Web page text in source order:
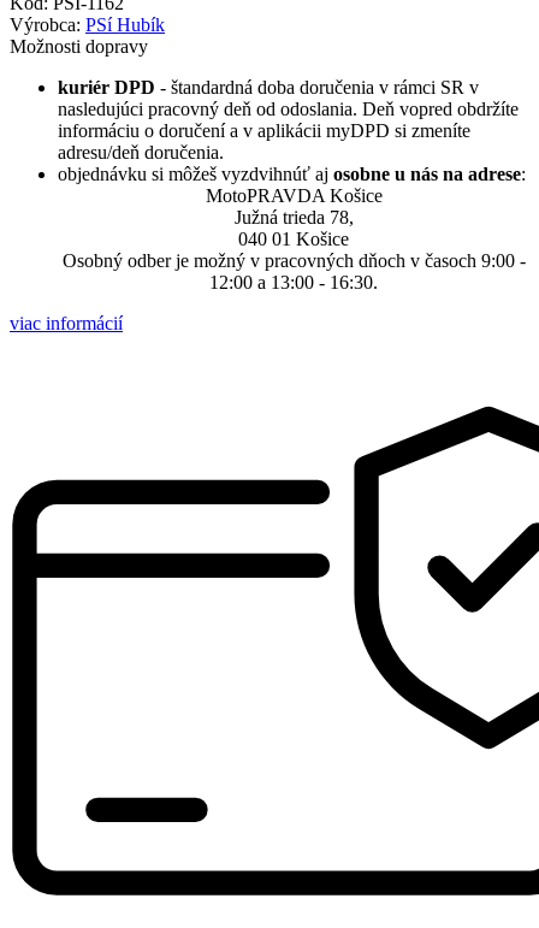
Výrobca: PSí Hubík
Možnosti dopravy
kuriér DPD - štandardná doba doručenia v rámci SR v
nasledujúci pracovný deň od odoslania. Deň vopred obdržíte
informáciu o doručení a v aplikácii myDPD si zmeníte
adresu/deň doručenia.
objednávku si môžeš vyzdvihnúť aj osobne u nás na adrese:
MotoPRAVDA Košice
Južná trieda 78,
040 01 Košice
Osobný odber je možný v pracovných dňoch v časoch 9:00 -
12:00 a 13:00 - 16:30.
viac informácií